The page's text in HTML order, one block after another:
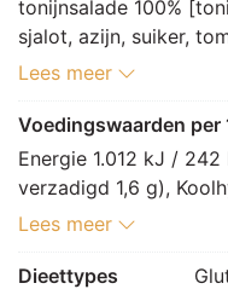
tonijnsalade 100%
sjalot, azijn, suiker,
EIgeel, kruiden,
verdikkingsmiddel:
Lees meer
Voedingswaarden per
Energie 1.012 kJ /
verzadigd 1,6 g),
4,5 g), Vezels 0,5 g,
Lees meer
Dieettypes